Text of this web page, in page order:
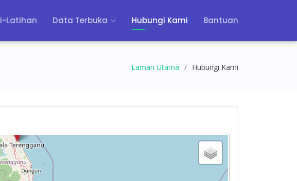
i-Latihan Data Terbuka Hubungi Kami Bantuan
Laman Utama Hubungi Kami